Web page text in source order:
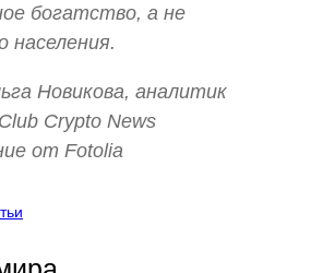
богатство, а не
населения.
Новикова, аналитик
Crypto News
от Fotolia